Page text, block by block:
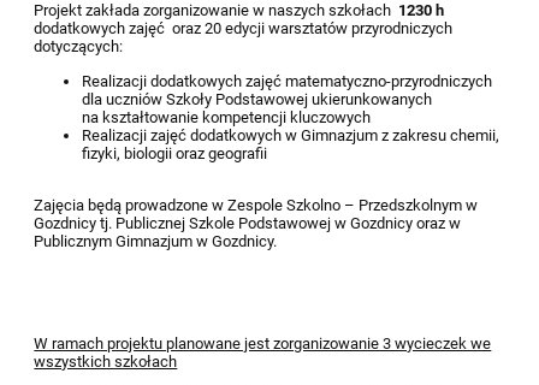
Projekt zakłada zorganizowanie w naszych szkołach 1230 h
dodatkowych zajęć oraz 20 edycji warsztatów przyrodniczych
dotyczących:
Realizacji dodatkowych zajęć matematyczno-przyrodniczych
dla uczniów Szkoły Podstawowej ukierunkowanych
na kształtowanie kompetencji kluczowych
Realizacji zajęć dodatkowych w Gimnazjum z zakresu chemii,
fizyki, biologii oraz geografii
Zajęcia będą prowadzone w Zespole Szkolno – Przedszkolnym w
Gozdnicy tj. Publicznej Szkole Podstawowej w Gozdnicy oraz w
Publicznym Gimnazjum w Gozdnicy.
W ramach projektu planowane jest zorganizowanie 3 wycieczek we
wszystkich szkołach